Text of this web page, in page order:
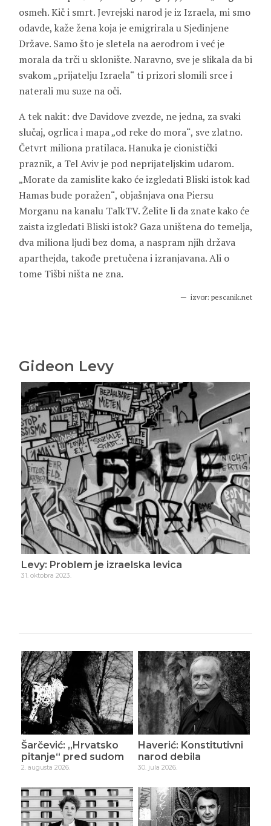
osmeh. Kič i smrt. Jevrejski narod je iz Izraela, mi smo
odavde, kaže žena koja je emigrirala u Sjedinjene
Države. Samo što je sletela na aerodrom i već je
morala da trči u sklonište. Naravno, sve je slikala da bi
svakom „prijatelju Izraela“ ti prizori slomili srce i
naterali mu suze na oči.
A tek nakit: dve Davidove zvezde, ne jedna, za svaki
slučaj, ogrlica i mapa „od reke do mora“, sve zlatno.
Četvrt miliona pratilaca. Hanuka je cionistički
praznik, a Tel Aviv je pod neprijateljskim udarom.
„Morate da zamislite kako će izgledati Bliski istok kad
Hamas bude poražen“, objašnjava ona Piersu
Morganu na kanalu TalkTV. Želite li da znate kako će
zaista izgledati Bliski istok? Gaza uništena do temelja,
dva miliona ljudi bez doma, a naspram njih država
aparthejda, takođe pretučena i izranjavana. Ali o
tome Tišbi ništa ne zna.
izvor: pescanik.net
Gideon Levy
Levy: Problem je izraelska levica
31. oktobra 2023.
Šarčević: „Hrvatsko
pitanje“ pred sudom
2. augusta 2026.
Haverić: Konstitutivni
narod debila
30. jula 2026.